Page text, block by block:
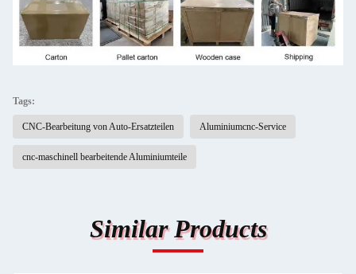
Tags:
CNC-Bearbeitung von Auto-Ersatzteilen Aluminiumcnc-Service
cnc-maschinell bearbeitende Aluminiumteile
Similar Products